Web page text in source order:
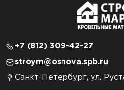
+7 (812) 309-42-27
stroym@osnova.spb.ru
Санкт-Петербург, ул.